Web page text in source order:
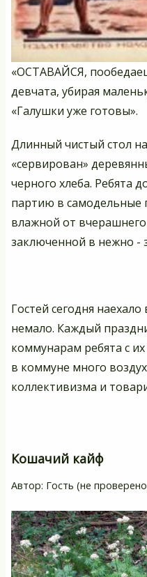
«ОСТАВАЙСЯ,
девчата, убирая
«Галушки уже готовы».
Длинный чистый стол
«сервирован»
черного хлеба. Ребята
партию в самодельные
влажной от
заключенной в нежно -
Гостей сегодня
немало. Каждый
коммунарам ребята с
в коммуне много
коллективизма и
Кошачий кайф
Автор: Гость (не